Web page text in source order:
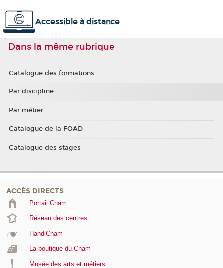
Accessible à distance
Dans la même rubrique
Catalogue des formations
Par discipline
Par métier
Catalogue de la FOAD
Catalogue des stages
ACCÈS DIRECTS
Portail Cnam
Réseau des centres
HandiCnam
La boutique du Cnam
Musée des arts et métiers